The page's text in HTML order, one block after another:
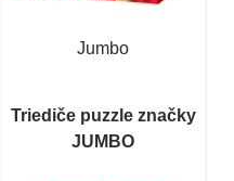
Jumbo
Triediče puzzle značky
JUMBO